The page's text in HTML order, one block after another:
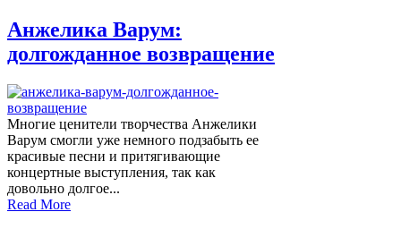
Анжелика Варум:
долгожданное возвращение
Многие ценители творчества Анжелики
Варум смогли уже немного подзабыть ее
красивые песни и притягивающие
концертные выступления, так как
довольно долгое...
Read More